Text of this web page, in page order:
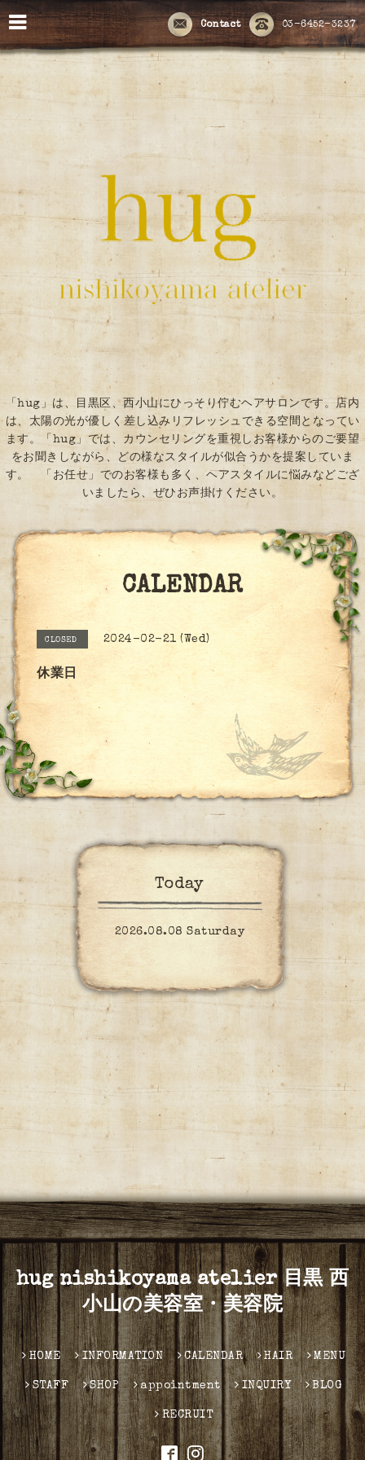
03-6452-3237
Contact
「hug」は、目黒区、西小山にひっそり佇むヘアサロンです。店内
は、太陽の光が優しく差し込みリフレッシュできる空間となってい
ます。「hug」では、カウンセリングを重視しお客様からのご要望
をお聞きしながら、どの様なスタイルが似合うかを提案していま
す。 「お任せ」でのお客様も多く、ヘアスタイルに悩みなどござ
いましたら、ぜひお声掛けください。
CALENDAR
CLOSED 2024-02-21 (Wed)
休業日
Today
2026.08.08 Saturday
hug nishikoyama atelier 目黒 西
小山の美容室・美容院
HOME INFORMATION CALENDAR HAIR MENU
STAFF SHOP appointment INQUIRY BLOG
RECRUIT